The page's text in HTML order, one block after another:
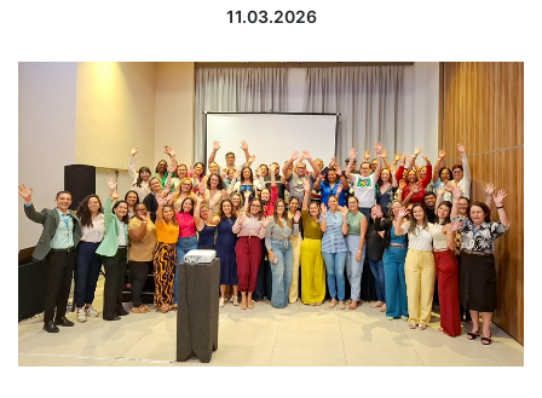
11.03.2026